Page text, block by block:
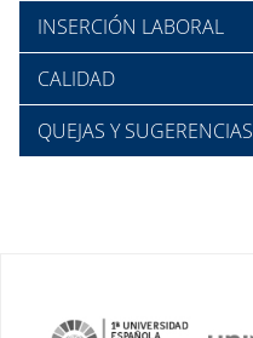
INSERCIÓN LABORAL
CALIDAD
QUEJAS Y SUGERENCIAS